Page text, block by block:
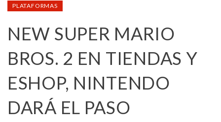
PLATAFORMAS
NEW SUPER MARIO
BROS. 2 EN TIENDAS Y
ESHOP, NINTENDO
DARÁ EL PASO